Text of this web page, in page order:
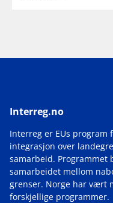
Interreg.no
Interreg er EUs program
integrasjon over
samarbeid. Programmet
samarbeidet mellom
grenser. Norge har vært
forskjellige programmer.